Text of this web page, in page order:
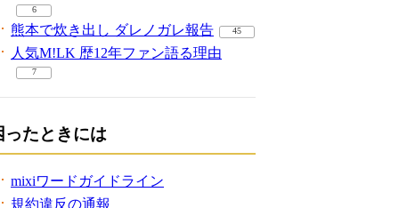
6
熊本で炊き出し ダレノガレ報告 45
人気M!LK 歴12年ファン語る理由
7
ったときには
mixiワードガイドライン
規約違反の通報